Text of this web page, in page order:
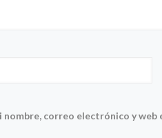
nombre, correo electrónico y